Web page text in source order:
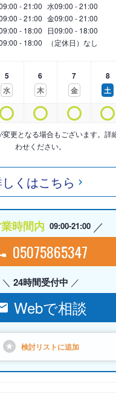
- 21:00 水09:00 - 21:00
- 21:00 金09:00 - 21:00
- 18:00 日09:00 - 18:00
- 18:00 （定休日）なし
5
水
6
木
7
金
8
土
更となる場合もございます。詳
わせください。
くはこちら
時間内 09:00-21:00
05075865347
24時間受付中
Webで相談
検討リストに追加